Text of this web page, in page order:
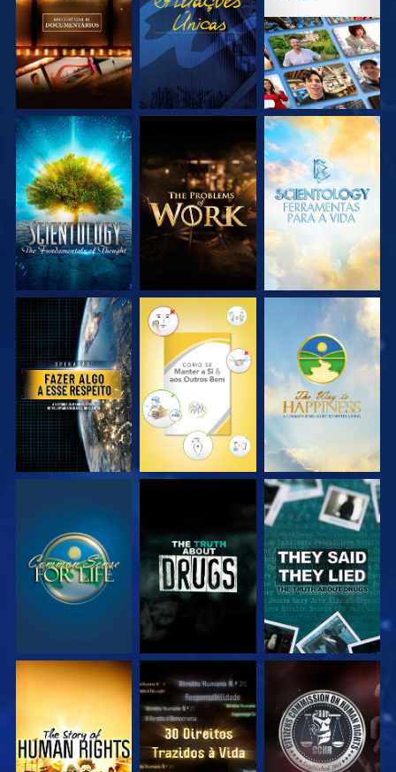
EXPLORE A SÉRIE EXPLORE A SÉRIE EXPLORE A SÉRIE
VEJA VEJA VEJA
VEJA VEJA VEJA
VEJA VEJA VEJA